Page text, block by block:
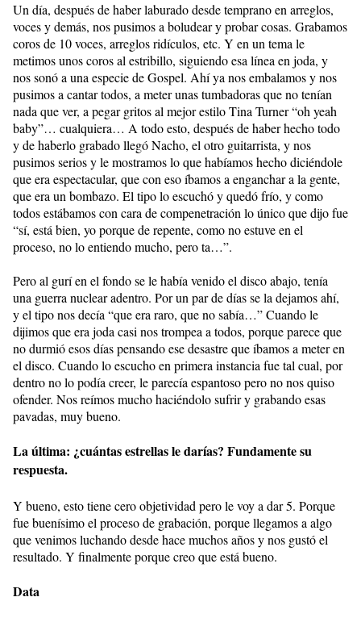
Un día, después de haber laburado desde temprano en arreglos,
voces y demás, nos pusimos a boludear y probar cosas. Grabamos
coros de 10 voces, arreglos ridículos, etc. Y en un tema le
metimos unos coros al estribillo, siguiendo esa línea en joda, y
nos sonó a una especie de Gospel. Ahí ya nos embalamos y nos
pusimos a cantar todos, a meter unas tumbadoras que no tenían
nada que ver, a pegar gritos al mejor estilo Tina Turner “oh yeah
baby”… cualquiera… A todo esto, después de haber hecho todo
y de haberlo grabado llegó Nacho, el otro guitarrista, y nos
pusimos serios y le mostramos lo que habíamos hecho diciéndole
que era espectacular, que con eso íbamos a enganchar a la gente,
que era un bombazo. El tipo lo escuchó y quedó frío, y como
todos estábamos con cara de compenetración lo único que dijo fue
“sí, está bien, yo porque de repente, como no estuve en el
proceso, no lo entiendo mucho, pero ta…”.
Pero al gurí en el fondo se le había venido el disco abajo, tenía
una guerra nuclear adentro. Por un par de días se la dejamos ahí,
y el tipo nos decía “que era raro, que no sabía…” Cuando le
dijimos que era joda casi nos trompea a todos, porque parece que
no durmió esos días pensando ese desastre que íbamos a meter en
el disco. Cuando lo escucho en primera instancia fue tal cual, por
dentro no lo podía creer, le parecía espantoso pero no nos quiso
ofender. Nos reímos mucho haciéndolo sufrir y grabando esas
pavadas, muy bueno.
La última: ¿cuántas estrellas le darías? Fundamente su
respuesta.
Y bueno, esto tiene cero objetividad pero le voy a dar 5. Porque
fue buenísimo el proceso de grabación, porque llegamos a algo
que venimos luchando desde hace muchos años y nos gustó el
resultado. Y finalmente porque creo que está bueno.
Data